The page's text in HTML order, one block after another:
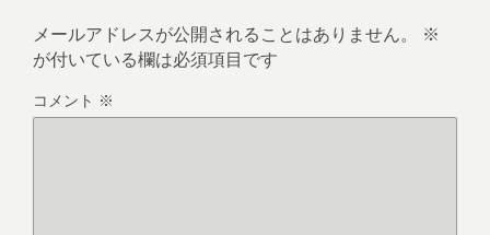
メールアドレスが公開されることはありません。
※
が付いている欄は必須項目です
コメント ※